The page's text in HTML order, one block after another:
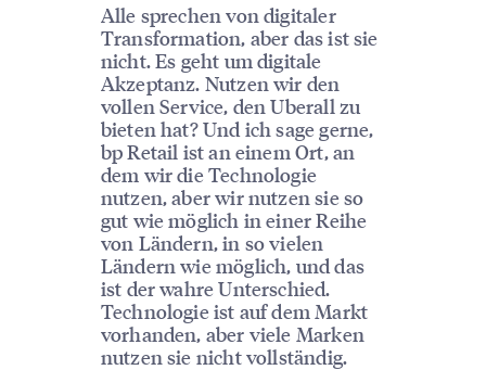
Alle sprechen von digitaler
Transformation, aber das ist sie
nicht. Es geht um digitale
Akzeptanz. Nutzen wir den
vollen Service, den Uberall zu
bieten hat? Und ich sage gerne,
bp Retail ist an einem Ort, an
dem wir die Technologie
nutzen, aber wir nutzen sie so
gut wie möglich in einer Reihe
von Ländern, in so vielen
Ländern wie möglich, und das
ist der wahre Unterschied.
Technologie ist auf dem Markt
vorhanden, aber viele Marken
nutzen sie nicht vollständig.